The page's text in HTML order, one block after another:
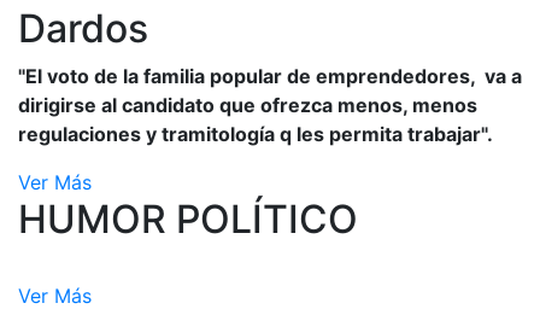
Dardos
"El voto de la familia popular de emprendedores, va a
dirigirse al candidato que ofrezca menos, menos
regulaciones y tramitología q les permita trabajar".
Ver Más
HUMOR POLÍTICO
Ver Más